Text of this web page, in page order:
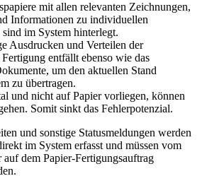
mit allen relevanten Zeichnungen,
Informationen zu individuellen
im System hinterlegt.
Ausdrucken und Verteilen der
entfällt ebenso wie das
um den aktuellen Stand
zu übertragen.
und nicht auf Papier vorliegen, können
Somit sinkt das Fehlerpotenzial.
und sonstige Statusmeldungen werden
im System erfasst und müssen vom
dem Papier-Fertigungsauftrag